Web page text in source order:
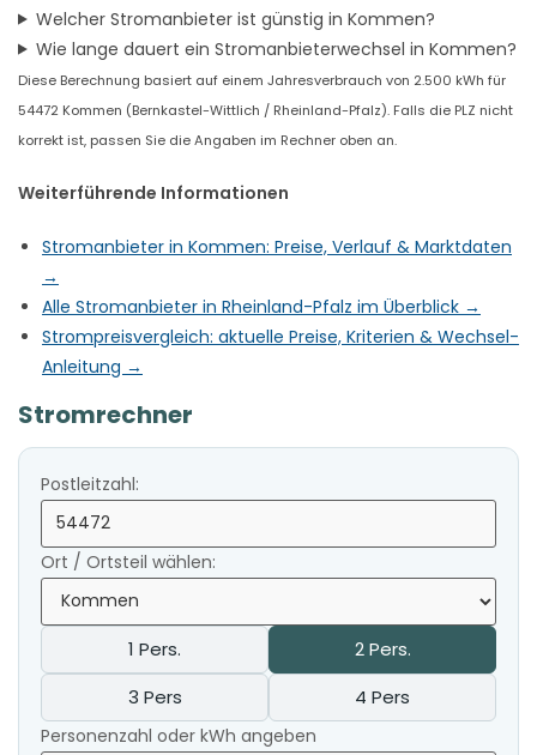
Welcher Stromanbieter ist günstig in Kommen?
Wie lange dauert ein Stromanbieterwechsel in Kommen?
Diese Berechnung basiert auf einem Jahresverbrauch von 2.500 kWh für
54472 Kommen (Bernkastel-Wittlich / Rheinland-Pfalz). Falls die PLZ nicht
korrekt ist, passen Sie die Angaben im Rechner oben an.
Weiterführende Informationen
Stromanbieter in Kommen: Preise, Verlauf & Marktdaten
→
Alle Stromanbieter in Rheinland-Pfalz im Überblick →
Strompreisvergleich: aktuelle Preise, Kriterien & Wechsel-
Anleitung →
Stromrechner
Postleitzahl:
Ort / Ortsteil wählen:
1 Pers.
2 Pers.
3 Pers
4 Pers
Personenzahl oder kWh angeben